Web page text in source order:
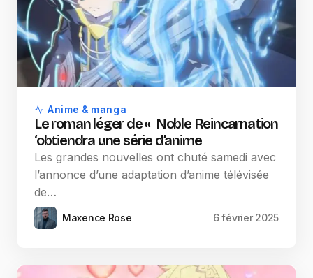
Anime & manga
Le roman léger de « Noble Reincarnation
‘obtiendra une série d’anime
Les grandes nouvelles ont chuté samedi avec
l’annonce d’une adaptation d’anime télévisée
de…
Maxence Rose 6 février 2025